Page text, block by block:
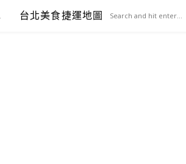
台北美食捷運地圖